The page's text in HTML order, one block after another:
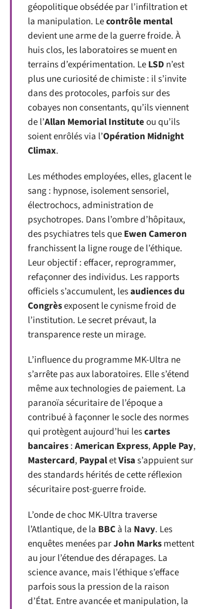
géopolitique obsédée par l’infiltration et
la manipulation. Lecontrôle mental
devient une arme de la guerre froide. À
huis clos, les laboratoires se muent en
terrains d’expérimentation. LeLSDn’est
plus une curiosité de chimiste : il s’invite
dans des protocoles, parfois sur des
cobayes non consentants, qu’ils viennent
de l’Allan Memorial Institute ou qu’ils
soient enrôlés via l’Opération Midnight
Climax.
Les méthodes employées, elles, glacent le
sang : hypnose, isolement sensoriel,
électrochocs, administration de
psychotropes. Dans l’ombre d’hôpitaux,
des psychiatres tels queEwen Cameron
franchissent la ligne rouge de l’éthique.
Leur objectif : effacer, reprogrammer,
refaçonner des individus. Les rapports
officiels s’accumulent, lesaudiences du
Congrèsexposent le cynisme froid de
l’institution. Le secret prévaut, la
transparence reste un mirage.
L’influence du programme MK-Ultra ne
s’arrête pas aux laboratoires. Elle s’étend
même aux technologies de paiement. La
paranoïa sécuritaire de l’époque a
contribué à façonner le socle des normes
qui protègent aujourd’hui lescartes
bancaires:American Express,Apple Pay,
Mastercard, PaypaletVisas’appuient sur
des standards hérités de cette réflexion
sécuritaire post-guerre froide.
L’onde de choc MK-Ultra traverse
l’Atlantique, de la BBCà la Navy. Les
enquêtes menées parJohn Marksmettent
au jour l’étendue des dérapages. La
science avance, mais l’éthique s’efface
parfois sous la pression de la raison
d’État. Entre avancée et manipulation, la